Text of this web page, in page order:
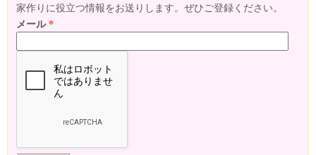
家作りに役立つ情報をお送りします。ぜひご登録ください。
メール*